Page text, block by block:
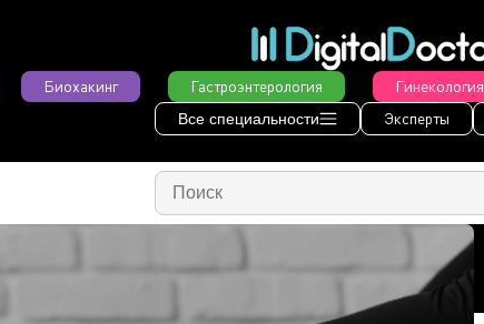
Биохакинг Гастроэнтерология Гинекология
Все специальности Эксперты